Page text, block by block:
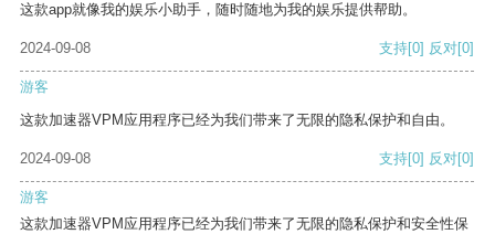
这款app就像我的娱乐小助手，随时随地为我的娱乐提供帮助。
2024-09-08 支持[0] 反对[0]
游客
这款加速器VPM应用程序已经为我们带来了无限的隐私保护和自由。
2024-09-08 支持[0] 反对[0]
游客
这款加速器VPM应用程序已经为我们带来了无限的隐私保护和安全性保